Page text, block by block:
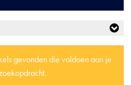
gevonden die voldoen aan je